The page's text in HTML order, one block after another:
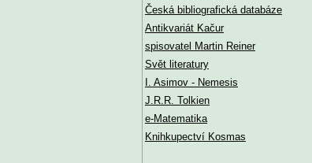
Česká bibliografická databáze
Antikvariát Kačur
spisovatel Martin Reiner
Svět literatury
I. Asimov - Nemesis
J.R.R. Tolkien
e-Matematika
Knihkupectví Kosmas